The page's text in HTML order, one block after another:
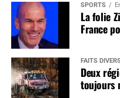
SPORTS
La folie
France
FAITS
Deux
toujours